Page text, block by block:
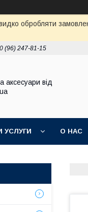
обробляти
(96) 247-81-15
аксесуари від
УСЛУГИ О НАС